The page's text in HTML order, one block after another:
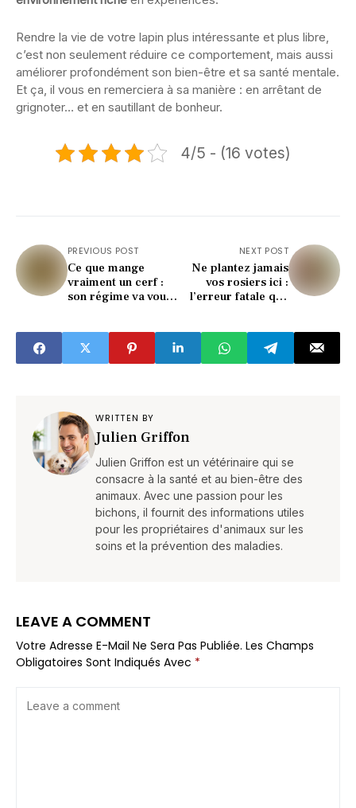
Rendre la vie de votre lapin plus intéressante et plus libre,
c’est non seulement réduire ce comportement, mais aussi
améliorer profondément son bien-être et sa santé mentale.
Et ça, il vous en remerciera à sa manière : en arrêtant de
grignoter… et en sautillant de bonheur.
4/5 - (16 votes)
PREVIOUS POST
Ce que mange
vraiment un cerf :
son régime va vous
NEXT POST
Ne plantez jamais
vos rosiers ici :
l’erreur fatale que
WRITTEN BY
Julien Griffon
Julien Griffon est un vétérinaire qui se
consacre à la santé et au bien-être des
animaux. Avec une passion pour les
bichons, il fournit des informations utiles
pour les propriétaires d'animaux sur les
soins et la prévention des maladies.
LEAVE A COMMENT
Votre Adresse E-Mail Ne Sera Pas Publiée. Les Champs
Obligatoires Sont Indiqués Avec *